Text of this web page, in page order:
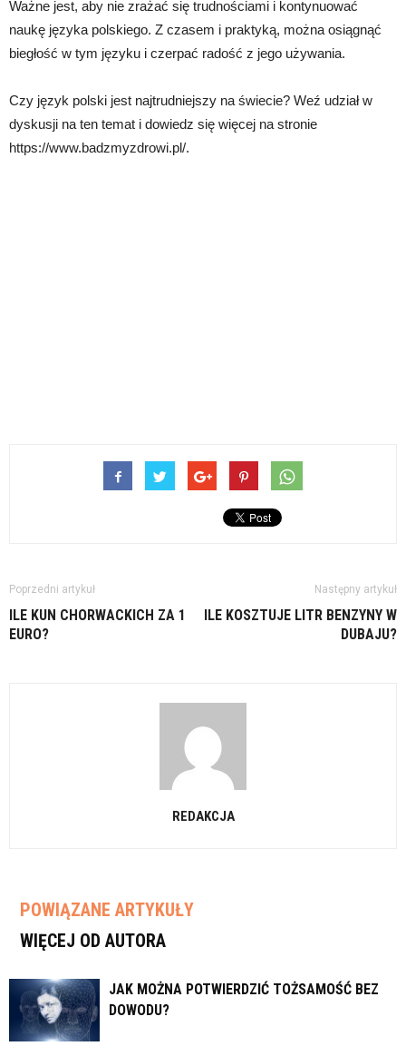
Ważne jest, aby nie zrażać się trudnościami i kontynuować
naukę języka polskiego. Z czasem i praktyką, można osiągnąć
biegłość w tym języku i czerpać radość z jego używania.
Czy język polski jest najtrudniejszy na świecie? Weź udział w
dyskusji na ten temat i dowiedz się więcej na stronie
https://www.badzmyzdrowi.pl/.
Poprzedni artykuł
ILE KUN CHORWACKICH ZA 1
EURO?
Następny artykuł
ILE KOSZTUJE LITR BENZYNY W
DUBAJU?
REDAKCJA
POWIĄZANE ARTYKUŁY
WIĘCEJ OD AUTORA
JAK MOŻNA POTWIERDZIĆ TOŻSAMOŚĆ BEZ
DOWODU?